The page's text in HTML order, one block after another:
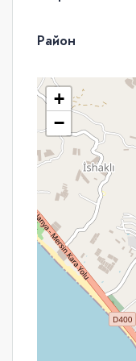
Район
+
−